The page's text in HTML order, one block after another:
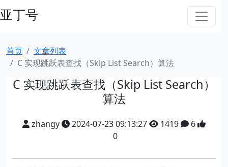
亚丁号
首页
文章列表
C 实现跳跃表查找（Skip List Search）算法
C 实现跳跃表查找（Skip List Search）
算法
zhangy 2024-07-23 09:13:27 1419
6
0